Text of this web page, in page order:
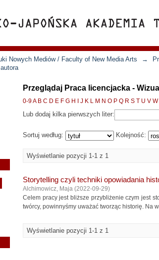
Nowych Mediów / Faculty of New Media Arts →
Przeglądaj Praca licencjacka -
0-9A B C D E F G H J K L M N O P Q R S T U V W
Lub dodaj kilka pierwszych liter:
Sortuj według: Kolejność:
Wyświetlanie pozycji 1-1 z 1
Storytelling czyli techniki opowiadania
Alchimowicz, Maja (2022-09-29)
Celem pracy jest bliższe przybliżenie czym jest
twórcy, powinnyśmy uważać tworząc historię. Na
Wyświetlanie pozycji 1-1 z 1